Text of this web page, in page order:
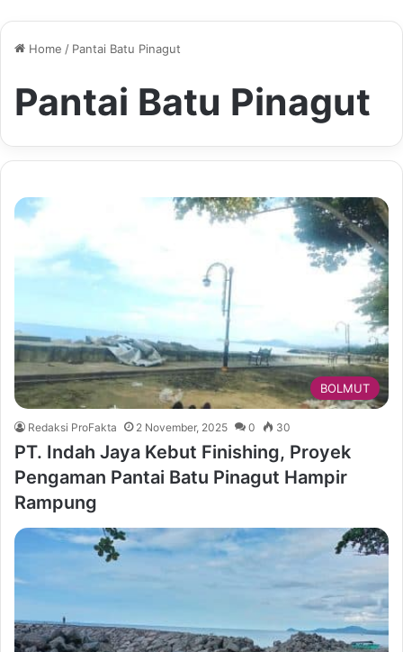
Home / Pantai Batu Pinagut
Pantai Batu Pinagut
BOLMUT
Redaksi ProFakta 2 November, 2025 0 30
PT. Indah Jaya Kebut Finishing, Proyek
Pengaman Pantai Batu Pinagut Hampir
Rampung